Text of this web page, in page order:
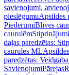
savienojumi,
pieslēgumuApsildes
PiederumiBlīves
caurulēm
daļas paredzētas:
caurules ML
paredzētas:
SavienojumiPārejas